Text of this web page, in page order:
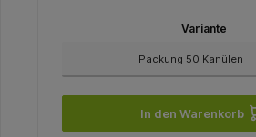
Variante
In den Warenkorb